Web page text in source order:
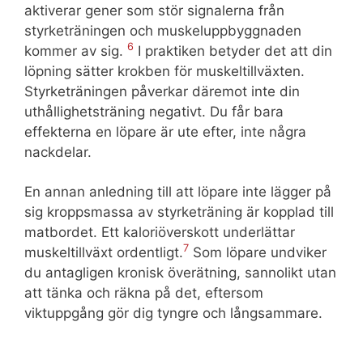
aktiverar gener som stör signalerna från
styrketräningen och muskeluppbyggnaden
kommer av sig. 6 I praktiken betyder det att din
löpning sätter krokben för muskeltillväxten.
Styrketräningen påverkar däremot inte din
uthållighetsträning negativt. Du får bara
effekterna en löpare är ute efter, inte några
nackdelar.
En annan anledning till att löpare inte lägger på
sig kroppsmassa av styrketräning är kopplad till
matbordet. Ett kaloriöverskott underlättar
muskeltillväxt ordentligt.7 Som löpare undviker
du antagligen kronisk överätning, sannolikt utan
att tänka och räkna på det, eftersom
viktuppgång gör dig tyngre och långsammare.